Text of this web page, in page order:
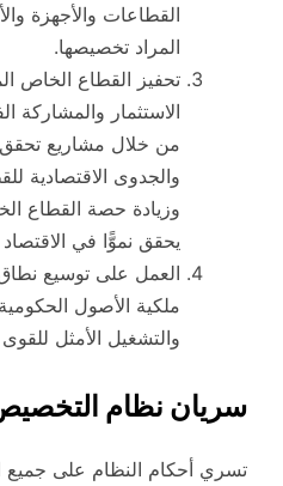
القطاعات والأجهزة
المراد تخصيصها.
تحفيز القطاع الخاص
الاستثمار والمشاركة
من خلال مشاريع تحقق
والجدوى الاقتصادية
وزيادة حصة القطاع
يحقق نموًّا في
العمل على توسيع
ملكية الأصول
والتشغيل الأمثل للقوى
سريان نظام
تسري أحكام النظام على جميع